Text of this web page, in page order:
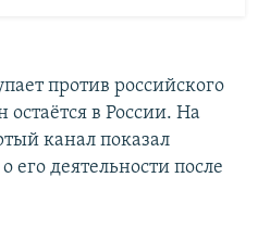
против российского
в России. На
канал показал
деятельности после